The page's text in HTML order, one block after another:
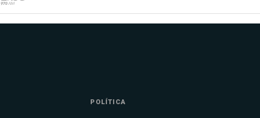
POLÍTICA